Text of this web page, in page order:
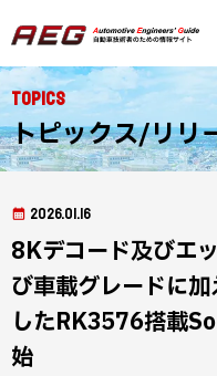
Topics
トピックス/リリ
2026.01.16
8Kデコード及びエ
び車載グレードに
したRK3576搭載
始